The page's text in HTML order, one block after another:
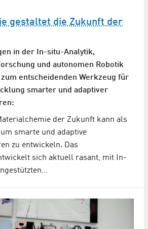
gestaltet die Zukunft der
in der In-situ-Analytik,
und autonomen Robotik
zum entscheidenden Werkzeug für
smarter und adaptiver
der Zukunft kann als
smarte und adaptive
zu entwickeln. Das
sich aktuell rasant, mit In-